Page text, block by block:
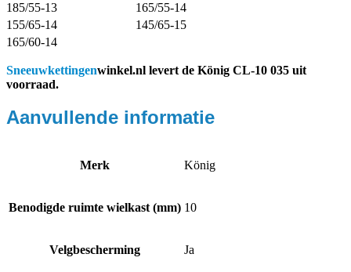
185/55-13
165/55-14
155/65-14
145/65-15
165/60-14
Sneeuwkettingenwinkel.nl levert de König CL-10 035 uit
voorraad.
Aanvullende informatie
Merk König
Benodigde ruimte wielkast (mm) 10
Velgbescherming Ja